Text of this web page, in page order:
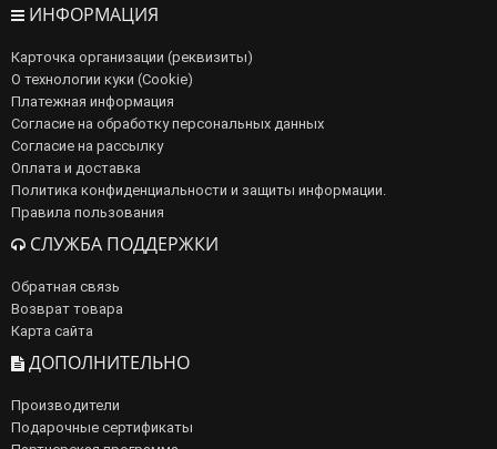
ИНФОРМАЦИЯ
Карточка организации (реквизиты)
О технологии куки (Cookie)
Платежная информация
Согласие на обработку персональных данных
Согласие на рассылку
Оплата и доставка
Политика конфиденциальности и защиты информации.
Правила пользования
СЛУЖБА ПОДДЕРЖКИ
Обратная связь
Возврат товара
Карта сайта
ДОПОЛНИТЕЛЬНО
Производители
Подарочные сертификаты